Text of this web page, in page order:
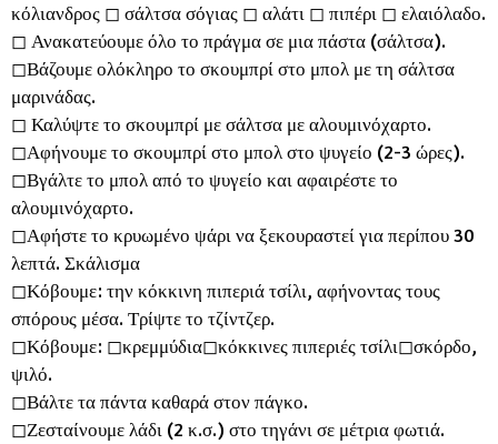
κόλιανδρος ◻︎ σάλτσα σόγιας ◻︎ αλάτι ◻︎ πιπέρι ◻︎ ελαιόλαδο.
◻︎ Ανακατεύουμε όλο το πράγμα σε μια πάστα (σάλτσα).
◻︎Βάζουμε ολόκληρο το σκουμπρί στο μπολ με τη σάλτσα
μαρινάδας.
◻︎ Καλύψτε το σκουμπρί με σάλτσα με αλουμινόχαρτο.
◻︎Αφήνουμε το σκουμπρί στο μπολ στο ψυγείο (2-3 ώρες).
◻︎Βγάλτε το μπολ από το ψυγείο και αφαιρέστε το
αλουμινόχαρτο.
◻︎Αφήστε το κρυωμένο ψάρι να ξεκουραστεί για περίπου 30
λεπτά. Σκάλισμα
◻︎Κόβουμε: την κόκκινη πιπεριά τσίλι, αφήνοντας τους
σπόρους μέσα. Τρίψτε το τζίντζερ.
◻︎Κόβουμε: ◻︎κρεμμύδια◻︎κόκκινες πιπεριές τσίλι◻︎σκόρδο,
ψιλό.
◻︎Βάλτε τα πάντα καθαρά στον πάγκο.
◻︎Ζεσταίνουμε λάδι (2 κ.σ.) στο τηγάνι σε μέτρια φωτιά.